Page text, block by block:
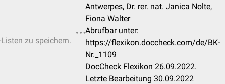
zu speichern.
Antwerpes, Dr. rer. nat. Janica Nolte,
Fiona Walter
Abrufbar unter:
https://flexikon.doccheck.com/de/BK-
Nr._1109
DocCheck Flexikon 26.09.2022.
Letzte Bearbeitung 30.09.2022